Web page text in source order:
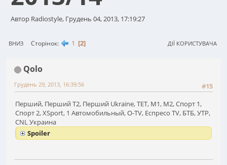
Автор Radiostyle, Грудень 04, 2013, 17:19:27
ВНИЗ Сторінок 1 2 ДІЇ КОРИСТУВАЧА
Qolo
#15
Грудень 29, 2013, 16:39:56
Перший, Перший Т2, Перший Ukraine, ТЕТ, М1, М2, Спорт 1,
Спорт 2, XSport, 1 Автомобильный, O-TV, Еспресо TV, БТБ, УТР,
CNL Украина
Spoiler